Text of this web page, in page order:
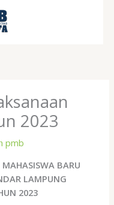
2023
pmb
BARU
LAMPUNG
2023